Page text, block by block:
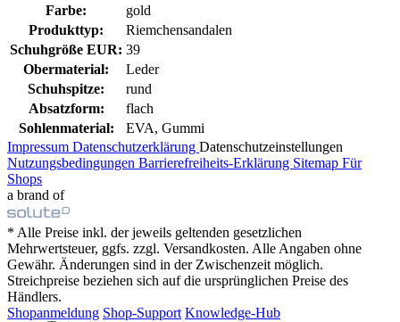
Farbe:
gold
Produkttyp:
Riemchensandalen
Schuhgröße EUR: 39
Obermaterial:
Leder
Schuhspitze:
rund
Absatzform:
flach
Sohlenmaterial:
EVA, Gummi
Impressum Datenschutzerklärung Datenschutzeinstellungen
Nutzungsbedingungen Barrierefreiheits-Erklärung Sitemap Für
Shops
a brand of
* Alle Preise inkl. der jeweils geltenden gesetzlichen
Mehrwertsteuer, ggfs. zzgl. Versandkosten. Alle Angaben ohne
Gewähr. Änderungen sind in der Zwischenzeit möglich.
Streichpreise beziehen sich auf die ursprünglichen Preise des
Händlers.
Shopanmeldung Shop-Support Knowledge-Hub